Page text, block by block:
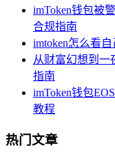
imToken钱包被
合规指南
imtoken怎么看
从财富幻想到一
指南
imToken钱包
教程
热门文章